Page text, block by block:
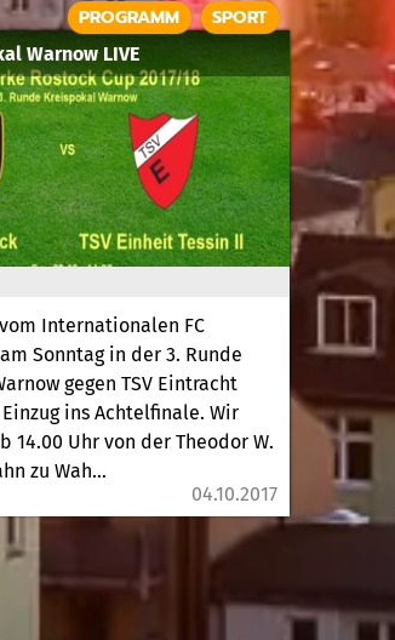
Warnow LIVE
PROGRAMM SPORT
Internationalen FC
Sonntag in der 3. Runde
gegen TSV Eintracht
ins Achtelfinale. Wir
14.00 Uhr von der Theodor W.
zu Wah...
04.10.2017